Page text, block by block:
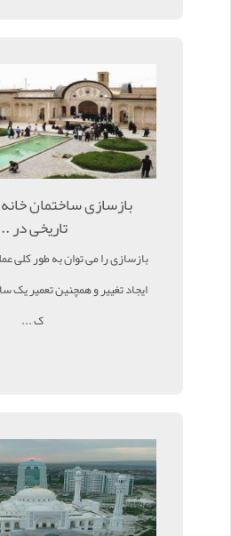
بازسازی ساختمان
تاریخی در
بازسازی را می توان به طور کلی
ایجاد تغییر و همچنین تعمیر یک
ک ...